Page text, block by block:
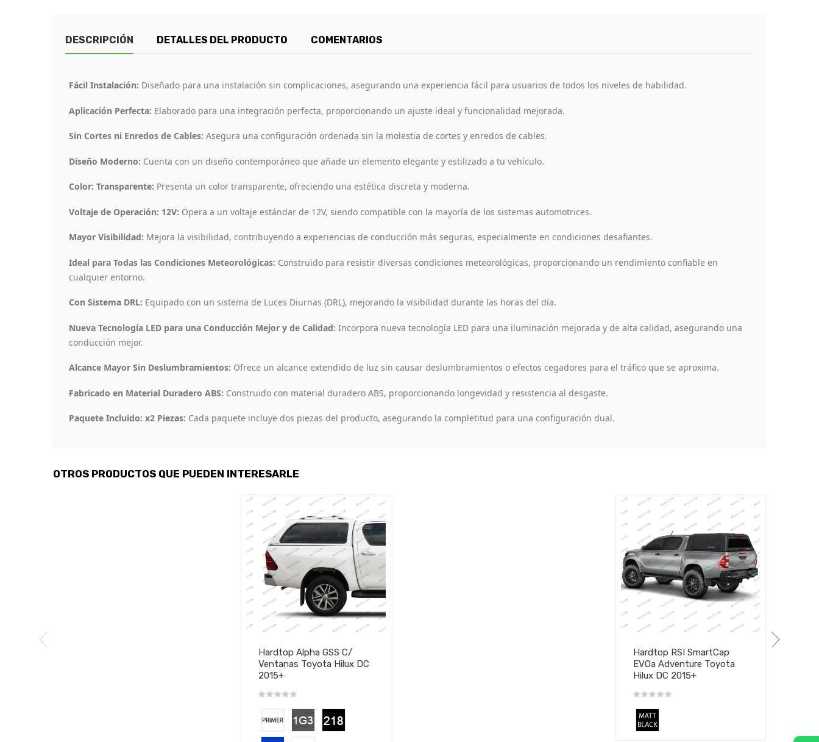
DESCRIPCIÓN DETALLES DEL PRODUCTO COMENTARIOS
Fácil Instalación: Diseñado para una instalación sin complicaciones, asegurando una experiencia fácil para usuarios de todos los niveles de habilidad.
Aplicación Perfecta: Elaborado para una integración perfecta, proporcionando un ajuste ideal y funcionalidad mejorada.
Sin Cortes ni Enredos de Cables: Asegura una configuración ordenada sin la molestia de cortes y enredos de cables.
Diseño Moderno: Cuenta con un diseño contemporáneo que añade un elemento elegante y estilizado a tu vehículo.
Color: Transparente: Presenta un color transparente, ofreciendo una estética discreta y moderna.
Voltaje de Operación: 12V: Opera a un voltaje estándar de 12V, siendo compatible con la mayoría de los sistemas automotrices.
Mayor Visibilidad: Mejora la visibilidad, contribuyendo a experiencias de conducción más seguras, especialmente en condiciones desafiantes.
Ideal para Todas las Condiciones Meteorológicas: Construido para resistir diversas condiciones meteorológicas, proporcionando un rendimiento confiable en
cualquier entorno.
Con Sistema DRL: Equipado con un sistema de Luces Diurnas (DRL), mejorando la visibilidad durante las horas del día.
Nueva Tecnología LED para una Conducción Mejor y de Calidad: Incorpora nueva tecnología LED para una iluminación mejorada y de alta calidad, asegurando una
conducción mejor.
Alcance Mayor Sin Deslumbramientos: Ofrece un alcance extendido de luz sin causar deslumbramientos o efectos cegadores para el tráfico que se aproxima.
Fabricado en Material Duradero ABS: Construido con material duradero ABS, proporcionando longevidad y resistencia al desgaste.
Paquete Incluido: x2 Piezas: Cada paquete incluye dos piezas del producto, asegurando la completitud para una configuración dual.
OTROS PRODUCTOS QUE PUEDEN INTERESARLE
Hardtop Alpha GSS C/
Ventanas Toyota Hilux DC
2015+
Hardtop RSI SmartCap
EVOa Adventure Toyota
Hilux DC 2015+